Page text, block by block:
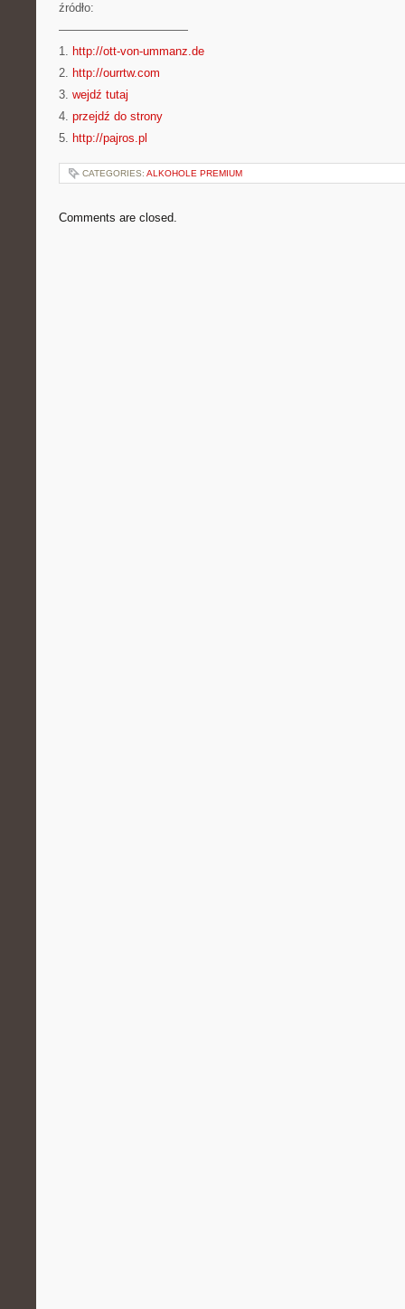
źródło:
———————————
1. http://ott-von-ummanz.de
2. http://ourrtw.com
3. wejdź tutaj
4. przejdź do strony
5. http://pajros.pl
CATEGORIES: ALKOHOLE PREMIUM
Comments are closed.